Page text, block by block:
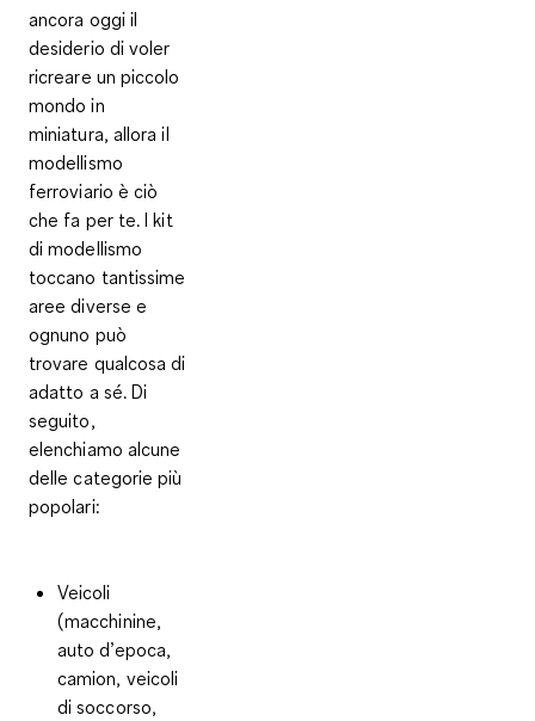
ancora oggi il
desiderio di voler
ricreare un piccolo
mondo in
miniatura, allora il
modellismo
ferroviario è ciò
che fa per te. I kit
di modellismo
toccano tantissime
aree diverse e
ognuno può
trovare qualcosa di
adatto a sé. Di
seguito,
elenchiamo alcune
dellecategorie più
popolari:
Veicoli
(macchinine,
auto d’epoca,
camion, veicoli
di soccorso,